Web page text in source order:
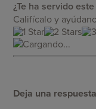
¿Te ha servido
Califícalo y
Cargando...
Deja una respuesta